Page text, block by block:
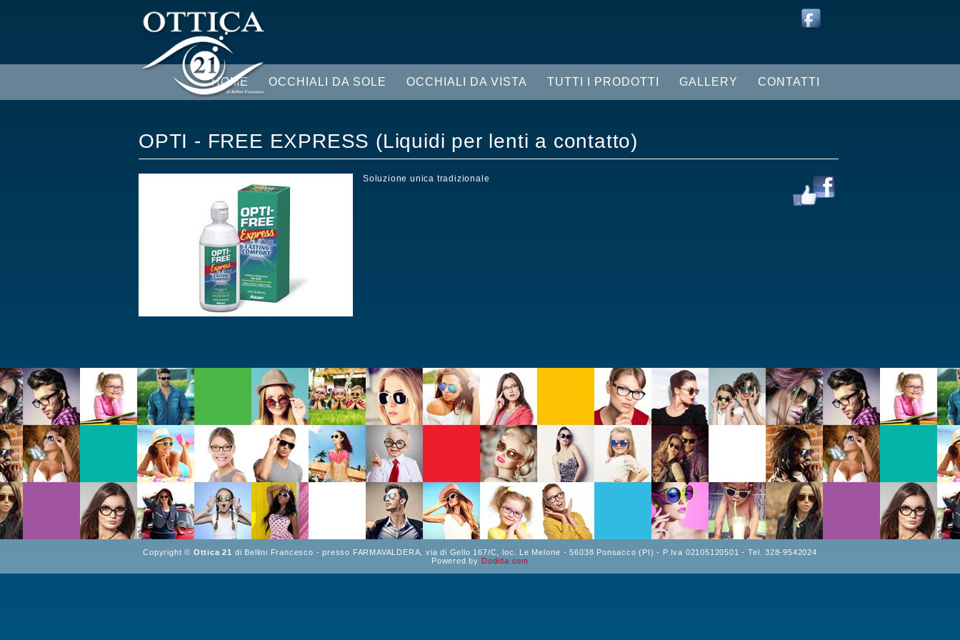
HOME OCCHIALI DA SOLE OCCHIALI DA VISTA TUTTI I PRODOTTI GALLERY CONTATTI
OPTI - FREE EXPRESS (Liquidi per lenti a contatto)
Soluzione unica tradizionale
Copyright © Ottica 21 di Bellini Francesco - presso FARMAVALDERA, via di Gello 167/C, loc. Le Melorie - 56038 Ponsacco (PI) - P.Iva 02105120501 - Tel. 328-9542024
Powered by Dodida.com